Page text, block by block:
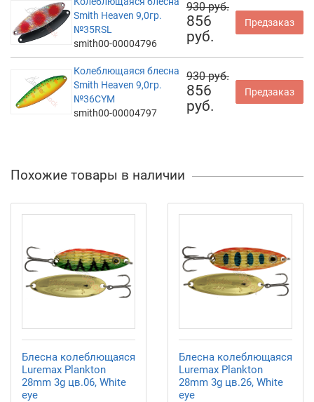
Smith Heaven 9,0гр.
№35RSL
smith00-00004796
930 руб.
856
руб.
Предзаказ
Колеблющаяся блесна
Smith Heaven 9,0гр.
№36CYM
smith00-00004797
930 руб.
856
руб.
Предзаказ
Похожие товары в наличии
Блесна колеблющаяся
Luremax Plankton
28mm 3g цв.06, White
eye
Блесна колеблющаяся
Luremax Plankton
28mm 3g цв.26, White
eye